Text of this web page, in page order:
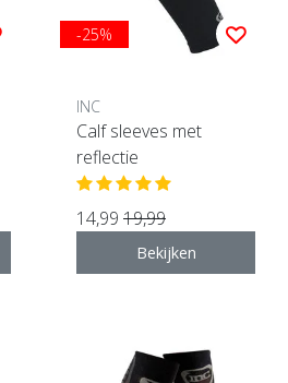
-25%
INC
Calf sleeves met
reflectie
14,99 19,99
Bekijken